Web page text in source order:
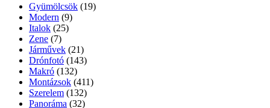
Gyümölcsök (19)
Modern (9)
Italok (25)
Zene (7)
Járművek (21)
Drónfotó (143)
Makró (132)
Montázsok (411)
Szerelem (132)
Panoráma (32)